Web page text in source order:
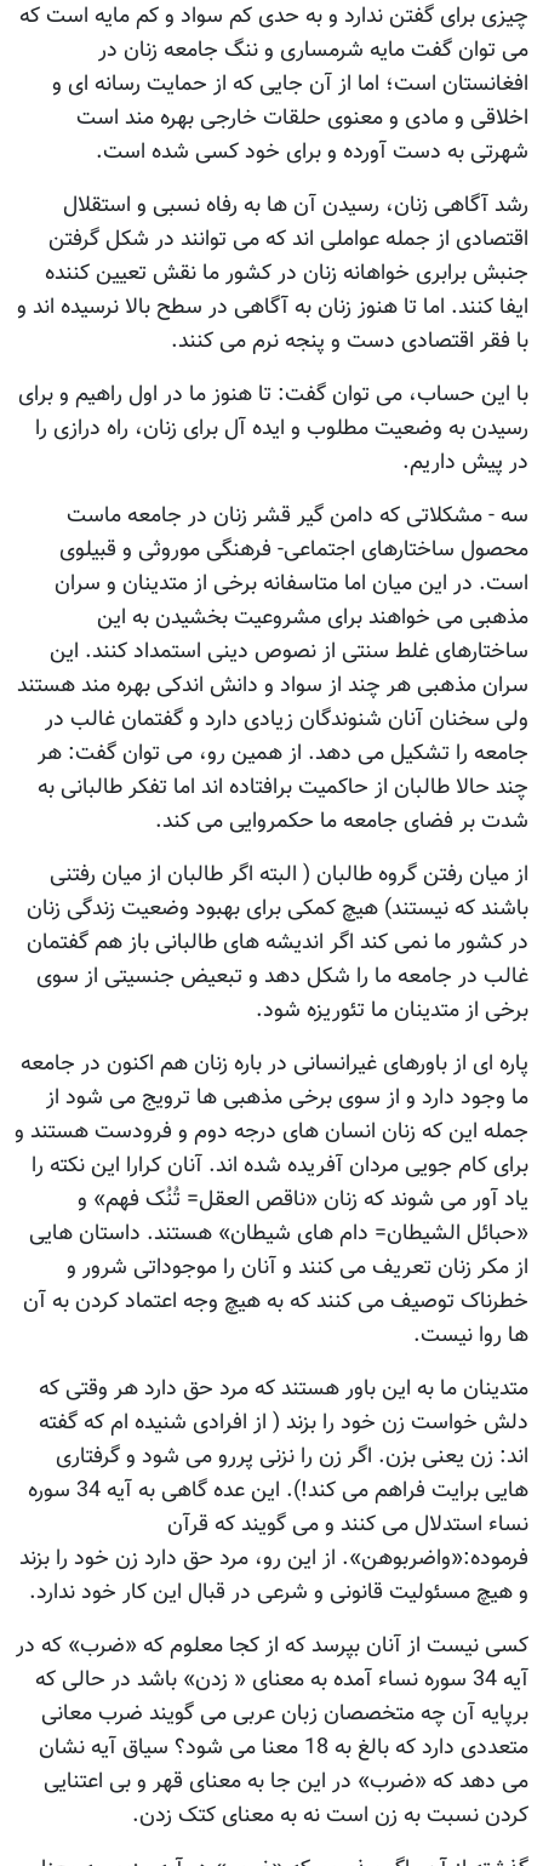
چیزی برای گفتن ندارد و به حدی کم سواد و کم مایه است که
می توان گفت مایه شرمساری و ننگ جامعه زنان در
افغانستان است؛ اما از آن جایی که از حمایت رسانه ای و
اخلاقی و مادی و معنوی حلقات خارجی بهره مند است
شهرتی به دست آورده و برای خود کسی شده است.
رشد آگاهی زنان، رسیدن آن ها به رفاه نسبی و استقلال
اقتصادی از جمله عواملی اند که می توانند در شکل گرفتن
جنبش برابری خواهانه زنان در کشور ما نقش تعیین کننده
ایفا کنند. اما تا هنوز زنان به آگاهی در سطح بالا نرسیده اند و
با فقر اقتصادی دست و پنجه نرم می کنند.
با این حساب، می توان گفت: تا هنوز ما در اول راهیم و برای
رسیدن به وضعیت مطلوب و ایده آل برای زنان، راه درازی را
در پیش داریم.
سه - مشکلاتی که دامن گیر قشر زنان در جامعه ماست
محصول ساختارهای اجتماعی- فرهنگی موروثی و قبیلوی
است. در این میان اما متاسفانه برخی از متدینان و سران
مذهبی می خواهند برای مشروعیت بخشیدن به این
ساختارهای غلط سنتی از نصوص دینی استمداد کنند. این
سران مذهبی هر چند از سواد و دانش اندکی بهره مند هستند
ولی سخنان آنان شنوندگان زیادی دارد و گفتمان غالب در
جامعه را تشکیل می دهد. از همین رو، می توان گفت: هر
چند حالا طالبان از حاکمیت برافتاده اند اما تفکر طالبانی به
شدت بر فضای جامعه ما حکمروایی می کند.
از میان رفتن گروه طالبان ( البته اگر طالبان از میان رفتنی
باشند که نیستند) هیچ کمکی برای بهبود وضعیت زندگی زنان
در کشور ما نمی کند اگر اندیشه های طالبانی باز هم گفتمان
غالب در جامعه ما را شکل دهد و تبعیض جنسیتی از سوی
برخی از متدینان ما تئوریزه شود.
پاره ای از باورهای غیرانسانی در باره زنان هم اکنون در جامعه
ما وجود دارد و از سوی برخی مذهبی ها ترویج می شود از
جمله این که زنان انسان های درجه دوم و فرودست هستند و
برای کام جویی مردان آفریده شده اند. آنان کرارا این نکته را
یاد آور می شوند که زنان «ناقص العقل= تُنُک فهم» و
«حبائل الشیطان= دام های شیطان» هستند. داستان هایی
از مکر زنان تعریف می کنند و آنان را موجوداتی شرور و
خطرناک توصیف می کنند که به هیچ وجه اعتماد کردن به آن
ها روا نیست.
متدینان ما به این باور هستند که مرد حق دارد هر وقتی که
دلش خواست زن خود را بزند ( از افرادی شنیده ام که گفته
اند: زن یعنی بزن. اگر زن را نزنی پررو می شود و گرفتاری
هایی برایت فراهم می کند!). این عده گاهی به آیه 34 سوره
نساء استدلال می کنند و می گویند که قرآن
فرموده:«واضربوهن». از این رو، مرد حق دارد زن خود را بزند
و هیچ مسئولیت قانونی و شرعی در قبال این کار خود ندارد.
کسی نیست از آنان بپرسد که از کجا معلوم که «ضرب» که در
آیه 34 سوره نساء آمده به معنای « زدن» باشد در حالی که
برپایه آن چه متخصصان زبان عربی می گویند ضرب معانی
متعددی دارد که بالغ به 18 معنا می شود؟ سیاق آیه نشان
می دهد که «ضرب» در این جا به معنای قهر و بی اعتنایی
کردن نسبت به زن است نه به معنای کتک زدن.